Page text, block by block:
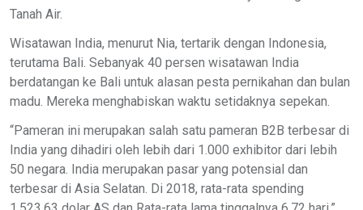
Tanah Air.
Wisatawan India, menurut Nia, tertarik dengan Indonesia,
terutama Bali. Sebanyak 40 persen wisatawan India
berdatangan ke Bali untuk alasan pesta pernikahan dan bulan
madu. Mereka menghabiskan waktu setidaknya sepekan.
“Pameran ini merupakan salah satu pameran B2B terbesar di
India yang dihadiri oleh lebih dari 1.000 exhibitor dari lebih
50 negara. India merupakan pasar yang potensial dan
terbesar di Asia Selatan. Di 2018, rata-rata spending